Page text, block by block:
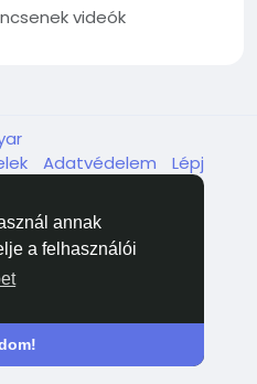
annak
a felhasználói
videók
Adatvédelem
Lépj